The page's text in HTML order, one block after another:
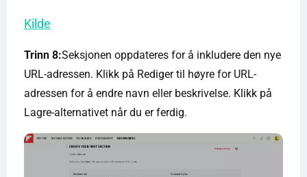
Kilde
Trinn 8:Seksjonen oppdateres for å inkludere den nye
URL-adressen. Klikk på Rediger til høyre for URL-
adressen for å endre navn eller beskrivelse. Klikk på
Lagre-alternativet når du er ferdig.